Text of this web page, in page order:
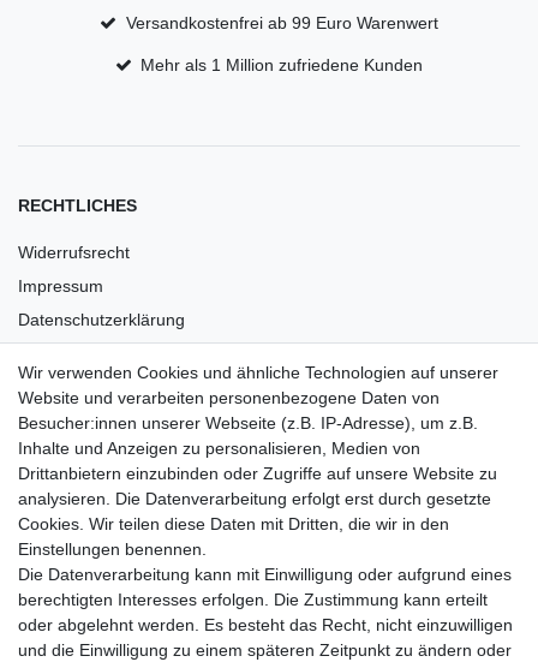
Versandkostenfrei ab 99 Euro Warenwert
Mehr als 1 Million zufriedene Kunden
RECHTLICHES
Widerrufsrecht
Impressum
Datenschutzerklärung
Versandkosten
Barrierefreiheit
Anleitungen
Vertrag widerrufen
PARTNER
DHL
GLS
Wir verwenden Cookies und ähnliche Technologien auf unserer
Website und verarbeiten personenbezogene Daten von
Besucher:innen unserer Webseite (z.B. IP-Adresse), um z.B.
Inhalte und Anzeigen zu personalisieren, Medien von
Drittanbietern einzubinden oder Zugriffe auf unsere Website zu
analysieren. Die Datenverarbeitung erfolgt erst durch gesetzte
Cookies. Wir teilen diese Daten mit Dritten, die wir in den
Einstellungen benennen.
Die Datenverarbeitung kann mit Einwilligung oder aufgrund eines
berechtigten Interesses erfolgen. Die Zustimmung kann erteilt
oder abgelehnt werden. Es besteht das Recht, nicht einzuwilligen
und die Einwilligung zu einem späteren Zeitpunkt zu ändern oder